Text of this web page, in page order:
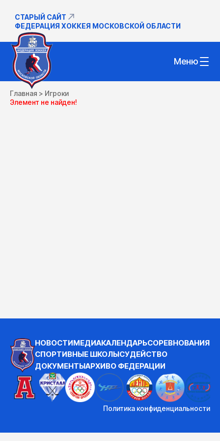
СТАРЫЙ САЙТ
ФЕДЕРАЦИЯ ХОККЕЯ МОСКОВСКОЙ ОБЛАСТИ
Меню
Главная > Игроки
Элемент не найден!
НОВОСТИМЕДИАКАЛЕНДАРЬСОРЕВНОВАНИЯ
СПОРТИВНЫЕ ШКОЛЫСУДЕЙСТВО
ДОКУМЕНТЫАРХИВО ФЕДЕРАЦИИ
Политика конфиденциальности